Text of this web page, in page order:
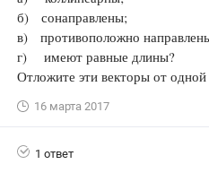
Вузы
ответа
Олимпиады
ответа
1551 ответ
б) сонаправлены;
в) противоположно
г) имеют равные длины?
Отложите эти векторы от одной
16 марта 2017
1 ответ